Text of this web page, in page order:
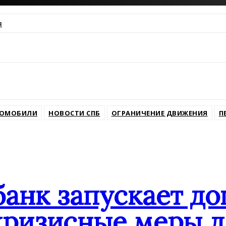
НОВОСТИ СПБ ОГРАНИЧЕНИЕ ДВИЖЕНИЯ
запускает